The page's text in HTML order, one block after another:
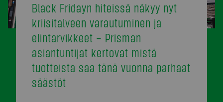
Black Fridayn hiteissä näkyy nyt
kriisitalveen varautuminen ja
elintarvikkeet – Prisman
asiantuntijat kertovat mistä
tuotteista saa tänä vuonna parhaat
säästöt